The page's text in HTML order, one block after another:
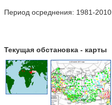
Период осреднения: 1981-2010
Текущая обстановка - карты